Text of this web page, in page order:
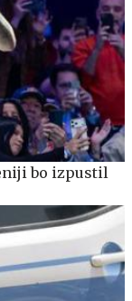
bo izpustil